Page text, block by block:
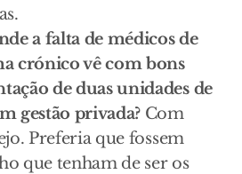
a falta de médicos de
crónico vê com bons
de duas unidades de
gestão privada? Com
Preferia que fossem
que tenham de ser os